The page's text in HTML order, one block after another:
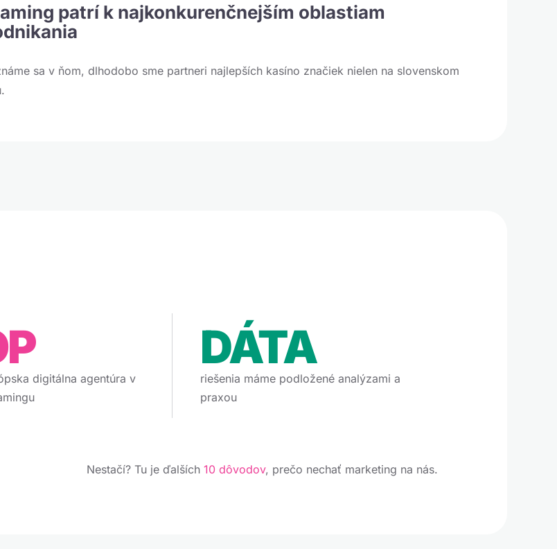
patrí k najkonkurenčnejším oblastiam
sa v ňom, dlhodobo sme partneri najlepších kasíno značiek nielen na slovenskom
digitálna agentúra v
DÁTA
riešenia máme podložené analýzami a
praxou
Nestačí? Tu je ďalších10 dôvodov, prečo nechať marketing na nás.